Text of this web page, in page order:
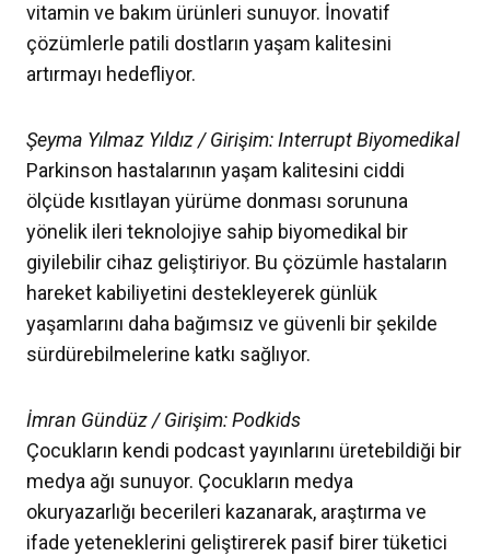
vitamin ve bakım ürünleri sunuyor. İnovatif
çözümlerle patili dostların yaşam kalitesini
artırmayı hedefliyor.
Şeyma Yılmaz Yıldız / Girişim: Interrupt Biyomedikal
Parkinson hastalarının yaşam kalitesini ciddi
ölçüde kısıtlayan yürüme donması sorununa
yönelik ileri teknolojiye sahip biyomedikal bir
giyilebilir cihaz geliştiriyor. Bu çözümle hastaların
hareket kabiliyetini destekleyerek günlük
yaşamlarını daha bağımsız ve güvenli bir şekilde
sürdürebilmelerine katkı sağlıyor.
İmran Gündüz / Girişim: Podkids
Çocukların kendi podcast yayınlarını üretebildiği bir
medya ağı sunuyor. Çocukların medya
okuryazarlığı becerileri kazanarak, araştırma ve
ifade yeteneklerini geliştirerek pasif birer tüketici